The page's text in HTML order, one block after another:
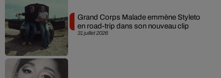
31 juillet 2026
Grand Corps Malade emmène Styleto
en road-trip dans son nouveau clip